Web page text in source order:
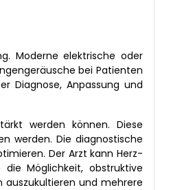
Moderne elektrische oder
bei Patienten
Diagnose, Anpassung und
werden können. Diese
werden. Die diagnostische
Der Arzt kann Herz-
Möglichkeit, obstruktive
auszukultieren und mehrere